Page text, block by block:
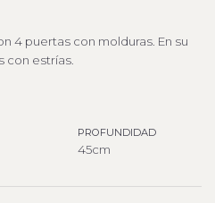
4 puertas con molduras. En su
con estrías.
PROFUNDIDAD
45cm